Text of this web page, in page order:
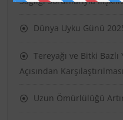
Dünya Uyku Günü
Tereyağı ve Bitki
Açısından Karşılaştırılması
Uzun Ömürlülüğü